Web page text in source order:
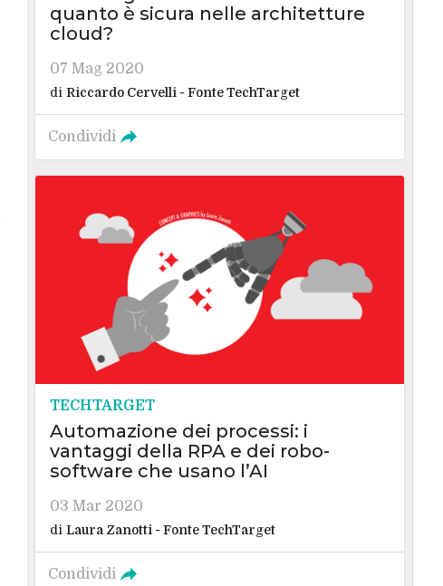
quanto è sicura nelle architetture
cloud?
07 Mag 2020
di Riccardo Cervelli - Fonte TechTarget
Condividi
TECHTARGET
Automazione dei processi: i
vantaggi della RPA e dei robo-
software che usano l’AI
03 Mar 2020
di Laura Zanotti - Fonte TechTarget
Condividi